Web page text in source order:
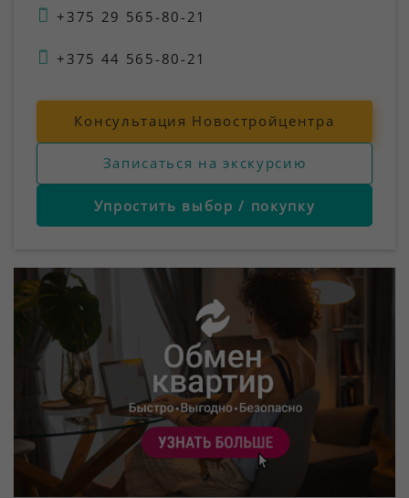
+375 29 565-80-21
+375 44 565-80-21
Консультация Новостройцентра
Записаться на экскурсию
Упростить выбор / покупку